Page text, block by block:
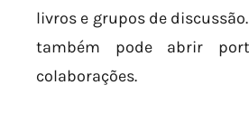
livros e grupos de
também pode abrir
colaborações.